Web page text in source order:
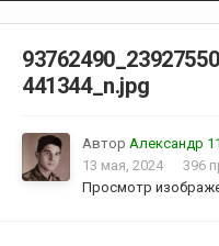
441344_n.jpg
Автор Александр
13 мая, 2024
396
Просмотр